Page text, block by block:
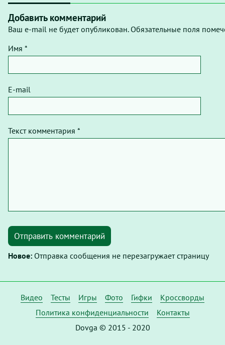
Добавить комментарий
Ваш e-mail не будет опубликован. Обязательные поля
Имя *
E-mail
Текст комментария *
Отправить комментарий
Новое: Отправка сообщения не перезагружает страницу
Видео Тесты Игры Фото Гифки
Кроссворды
Политика конфиденциальности
Контакты
Dovga © 2015 - 2020